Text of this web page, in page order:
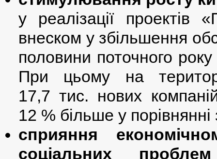
у реалізації
внеском у збільшення
половини поточного
При цьому на
17,7 тис. нових
12 % більше у
сприяння
соціальних